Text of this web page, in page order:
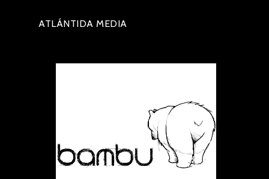
ATLÁNTIDA MEDIA